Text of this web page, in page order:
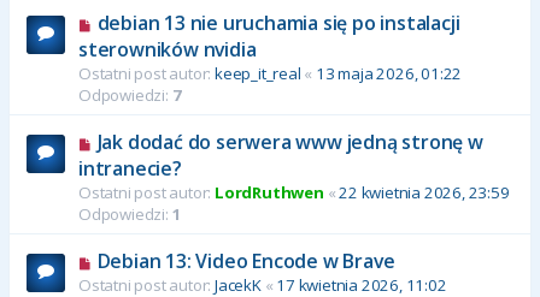
debian 13 nie uruchamia się po instalacji
sterowników nvidia
Ostatni post autor: keep_it_real « 13 maja 2026, 01:22
Odpowiedzi: 7
Jak dodać do serwera www jedną stronę w
intranecie?
Ostatni post autor: LordRuthwen «22 kwietnia 2026, 23:59
Odpowiedzi: 1
Debian 13: Video Encode w Brave
Ostatni post autor: JacekK« 17 kwietnia 2026, 11:02